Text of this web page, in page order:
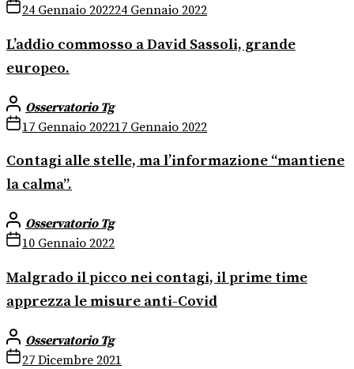
24 Gennaio 202224 Gennaio 2022
L’addio commosso a David Sassoli, grande
europeo.
Osservatorio Tg
17 Gennaio 202217 Gennaio 2022
Contagi alle stelle, ma l’informazione “mantiene
la calma”.
Osservatorio Tg
10 Gennaio 2022
Malgrado il picco nei contagi, il prime time
apprezza le misure anti-Covid
Osservatorio Tg
27 Dicembre 2021